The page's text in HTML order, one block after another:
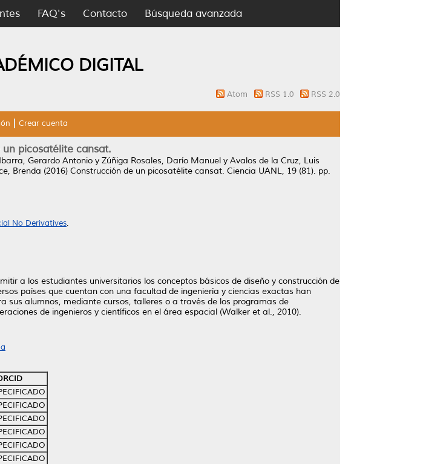
FAQ's Contacto Búsqueda avanzada
DIGITAL
Atom RSS 1.0 RSS 2.0
Crear cuenta
picosatélite cansat.
Gerardo Antonio y Zúñiga Rosales, Darío Manuel y Avalos de la Cruz, Luis
Brenda (2016) Construcción de un picosatélite cansat. Ciencia UANL, 19 (81). pp.
No Derivatives.
a los estudiantes universitarios los conceptos básicos de diseño y construcción de
países que cuentan con una facultad de ingeniería y ciencias exactas han
sus alumnos, mediante cursos, talleres o a través de los programas de
de ingenieros y científicos en el área espacial (Walker et al., 2010).